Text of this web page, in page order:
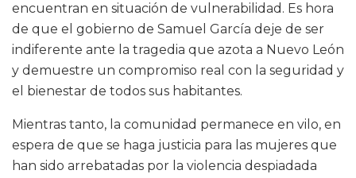
encuentran en situación de vulnerabilidad. Es hora
de que el gobierno de Samuel García deje de ser
indiferente ante la tragedia que azota a Nuevo León
y demuestre un compromiso real con la seguridad y
el bienestar de todos sus habitantes.
Mientras tanto, la comunidad permanece en vilo, en
espera de que se haga justicia para las mujeres que
han sido arrebatadas por la violencia despiadada